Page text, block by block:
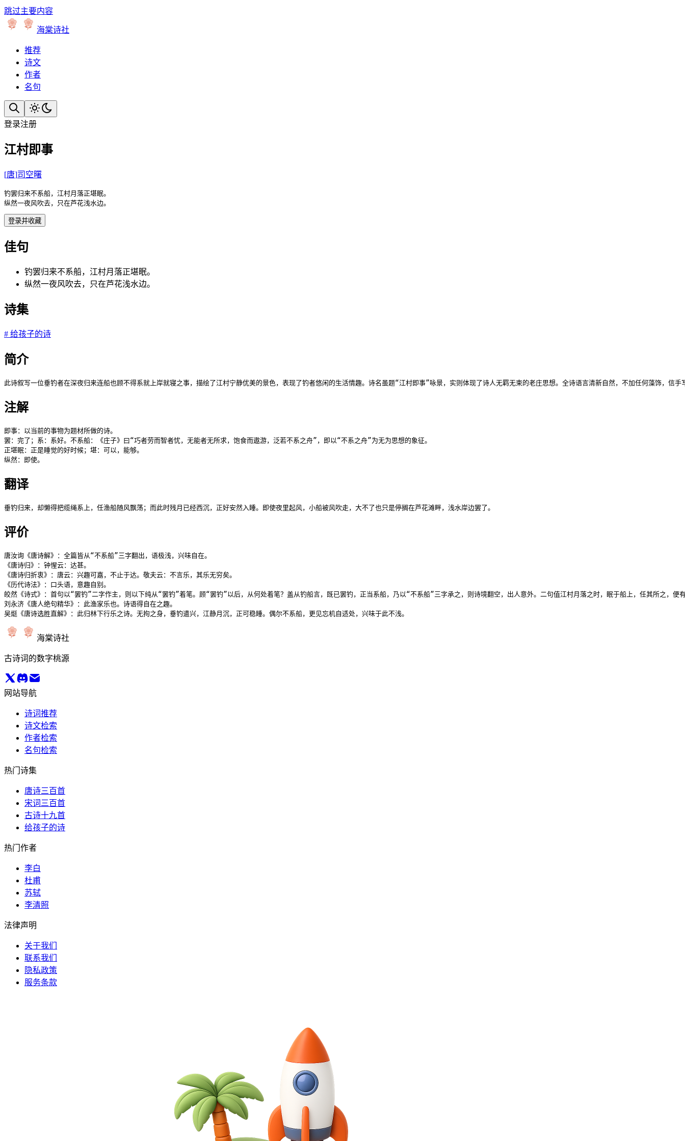
跳过主要内容
海棠诗社
推荐
诗文
作者
名句
登录注册
江村即事
[唐]司空曙
钓罢归来不系船，江村月落正堪眠。
纵然一夜风吹去，只在芦花浅水边。
登录并收藏
佳句
钓罢归来不系船，江村月落正堪眠。
纵然一夜风吹去，只在芦花浅水边。
诗集
# 给孩子的诗
简介
此诗叙写一位垂钓者在深夜归来连船也顾不得系就上岸就寝之事，描绘了江村宁静优美的景色，表现了钓者悠闲的生活情趣。诗名虽题“江村即事”咏景，实则体现了诗人无羁无束的老庄思想。全诗语言清新自然，不加任何藻饰，信
注解
即事：以当前的事物为题材所做的诗。
罢：完了；系：系好。不系船：《庄子》曰“巧者劳而智者忧，无能者无所求，饱食而遨游，泛若不系之舟”，即以“不系之舟”为无为思想的象征。
正堪眠：正是睡觉的好时候；堪：可以，能够。
纵然：即使。
翻译
垂钓归来，却懒得把缆绳系上，任渔船随风飘荡；而此时残月已经西沉，正好安然入睡。即使夜里起风，小船被风吹走，大不了也只是停搁在芦花滩畔，浅水岸边罢了。
评价
唐汝询《唐诗解》：全篇皆从“不系船”三字翻出，语极浅，兴味自在。
《唐诗归》：钟惺云：达甚。
《唐诗归折衷》：唐云：兴趣可嘉，不止于达。敬夫云：不言乐，其乐无穷矣。
《历代诗法》：口头语，意趣自别。
皎然《诗式》：首句以“罢钓”二字作主，则以下纯从“罢钓”着笔。顾“罢钓”以后，从何处着笔？盖从钓船言，既已罢钓，正当系船，乃以“不系船”三字承之，则诗境翻空，出人意外。二句值江村月落之时，眠于船上，任其所之
刘永济《唐人绝句精华》：此渔家乐也。诗语得自在之趣。
吴烶《唐诗选胜直解》：此归林下行乐之诗。无拘之身，垂钓遣兴，江静月沉，正可稳睡。偶尔不系船，更见忘机自适处，兴味于此不浅。
海棠诗社
古诗词的数字桃源
网站导航
诗词推荐
诗文检索
作者检索
名句检索
热门诗集
唐诗三百首
宋词三百首
古诗十九首
给孩子的诗
热门作者
李白
杜甫
苏轼
李清照
法律声明
关于我们
联系我们
隐私政策
服务条款